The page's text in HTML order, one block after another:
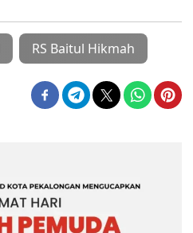
RS Baitul Hikmah